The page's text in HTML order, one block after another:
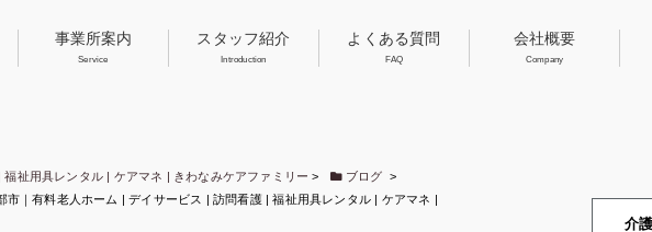
事業所案内
Service
スタッフ紹介
Introduction
よくある質問
FAQ
会社概要
Company
祉用具レンタル | ケアマネ | きわなみケアファミリー > ブログ >
｜有料老人ホーム | デイサービス | 訪問看護 | 福祉用具レンタル | ケアマネ |
介護